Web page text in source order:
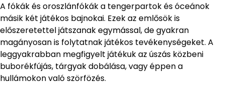
A fókák és oroszlánfókák a tengerpartok és óceánok
másik két játékos bajnokai. Ezek az emlősök is
előszeretettel játszanak egymással, de gyakran
magányosan is folytatnak játékos tevékenységeket. A
leggyakrabban megfigyelt játékuk az úszás közbeni
buborékfújás, tárgyak dobálása, vagy éppen a
hullámokon való szörfözés.